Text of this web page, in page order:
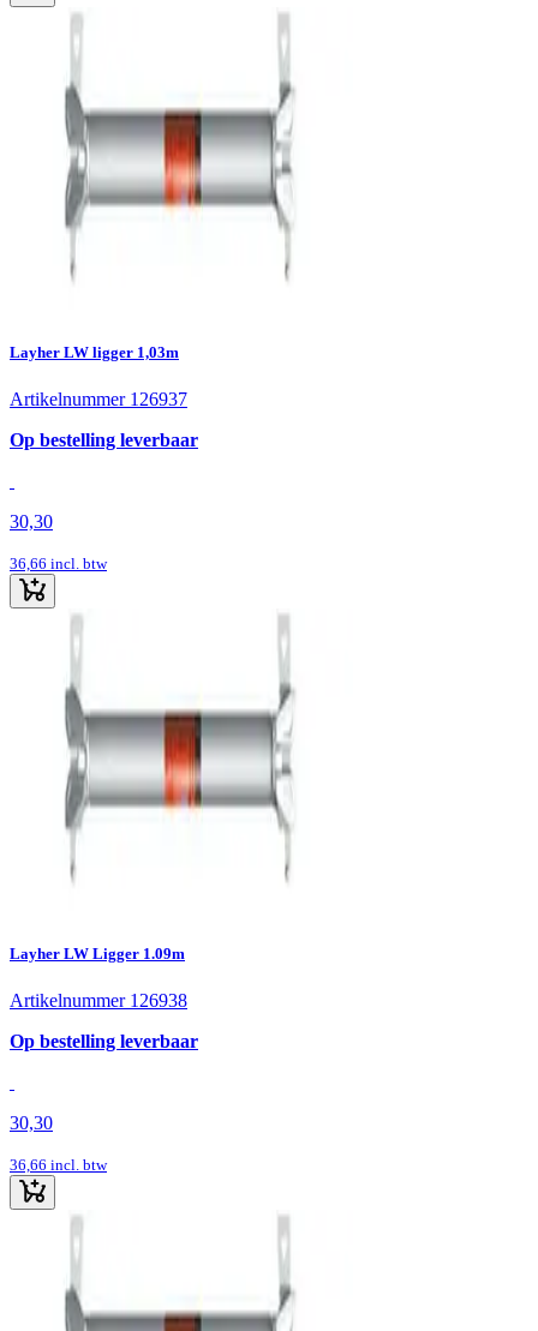
Layher LW ligger 1,03m
Artikelnummer 126937
Op bestelling leverbaar
30,30
36,66 incl. btw
Layher LW Ligger 1.09m
Artikelnummer 126938
Op bestelling leverbaar
30,30
36,66 incl. btw